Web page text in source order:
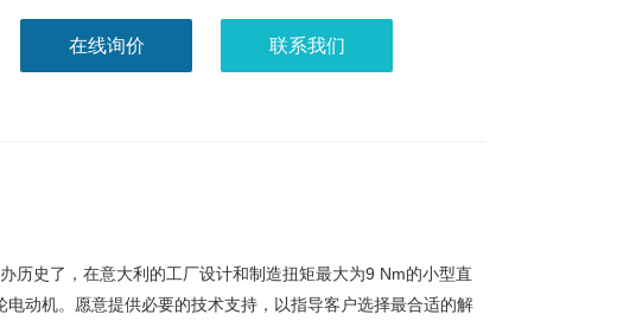
在线询价 联系我们
历史了，在意大利的工厂设计和制造扭矩最大为9 Nm的小型直
动机。愿意提供必要的技术支持，以指导客户选择最合适的解